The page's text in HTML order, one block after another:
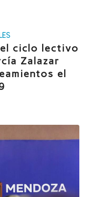
ciclo lectivo
Zalazar
el